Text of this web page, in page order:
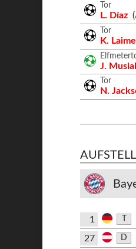
Tor
L. Díaz (
Tor
K.
J.
Tor
N.
1
27 D